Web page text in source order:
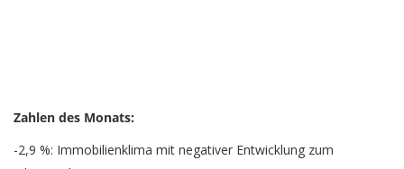
Zahlen des Monats:
-2,9 %: Immobilienklima mit negativer Entwicklung zum